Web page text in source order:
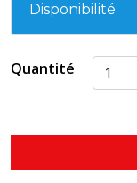
Disponibilité
Quantité